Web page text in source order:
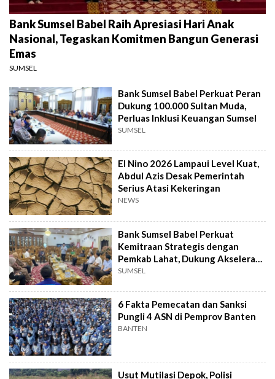
Bank Sumsel Babel Raih Apresiasi Hari Anak
Nasional, Tegaskan Komitmen Bangun Generasi
Emas
SUMSEL
Bank Sumsel Babel Perkuat Peran
Dukung 100.000 Sultan Muda,
Perluas Inklusi Keuangan Sumsel
SUMSEL
El Nino 2026 Lampaui Level Kuat,
Abdul Azis Desak Pemerintah
Serius Atasi Kekeringan
NEWS
Bank Sumsel Babel Perkuat
Kemitraan Strategis dengan
Pemkab Lahat, Dukung Akselerasi
Ekonomi Daerah
SUMSEL
6 Fakta Pemecatan dan Sanksi
Pungli 4 ASN di Pemprov Banten
BANTEN
Usut Mutilasi Depok, Polisi